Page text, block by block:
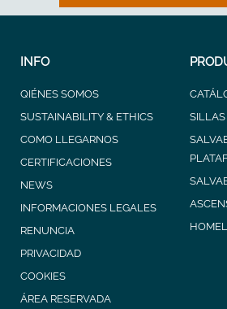
INFO
QIÉNES SOMOS
SUSTAINABILITY & ETHICS
COMO LLEGARNOS
CERTIFICACIONES
NEWS
INFORMACIONES LEGALES
RENUNCIA
PRIVACIDAD
COOKIES
ÁREA RESERVADA
SILLAS